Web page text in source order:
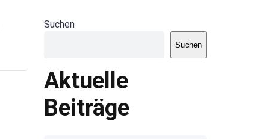
Suchen
Suchen
Aktuelle
Beiträge